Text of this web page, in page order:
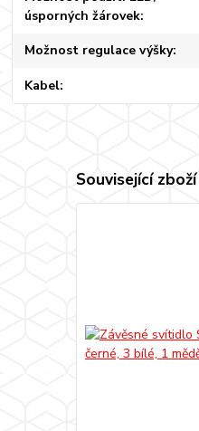
úsporných žárovek
Možnost regulace výšky
Kabel
Související zboží